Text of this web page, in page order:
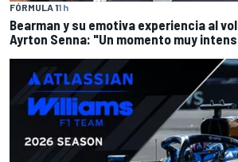
FÓRMULA 11 h
Bearman y su emotiva experiencia al
Ayrton Senna: "Un momento muy